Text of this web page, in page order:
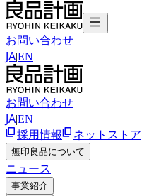
お問い合わせ
JA|EN
お問い合わせ
JA|EN
採用情報 ネットストア
無印良品について
ニュース
事業紹介